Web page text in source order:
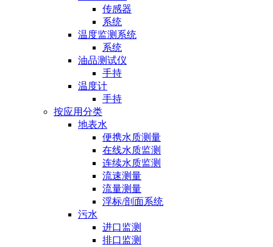
传感器
系统
温度监测系统
系统
油品测试仪
手持
温度计
手持
按应用分类
地表水
便携水质测量
在线水质监测
连续水质监测
流速测量
流量测量
浮标/剖面系统
污水
进口监测
排口监测